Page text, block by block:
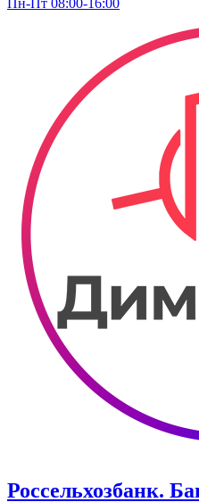
Пн-Пт 08:00-16:00
Россельхозбанк.